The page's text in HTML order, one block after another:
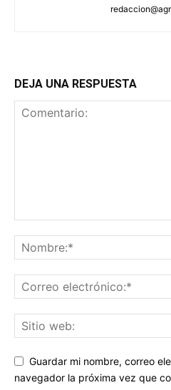
DEJA UNA RESPUESTA
Guardar mi nombre, correo
navegador la próxima vez que